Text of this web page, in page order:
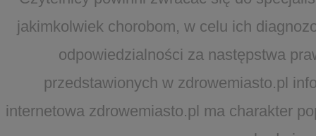
jakimkolwiek chorobom, w celu ich
odpowiedzialności za następstwa
przedstawionych w zdrowemiasto.pl
internetowa zdrowemiasto.pl ma charakter